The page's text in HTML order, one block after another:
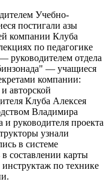
Учебно-
постигали азы
компании Клуба
по педагогике
руководителем отдела
— учащиеся
компании:
авторской
Клуба Алексея
Владимира
руководителя проекта
узнали
в системе
составлении карты
по технике